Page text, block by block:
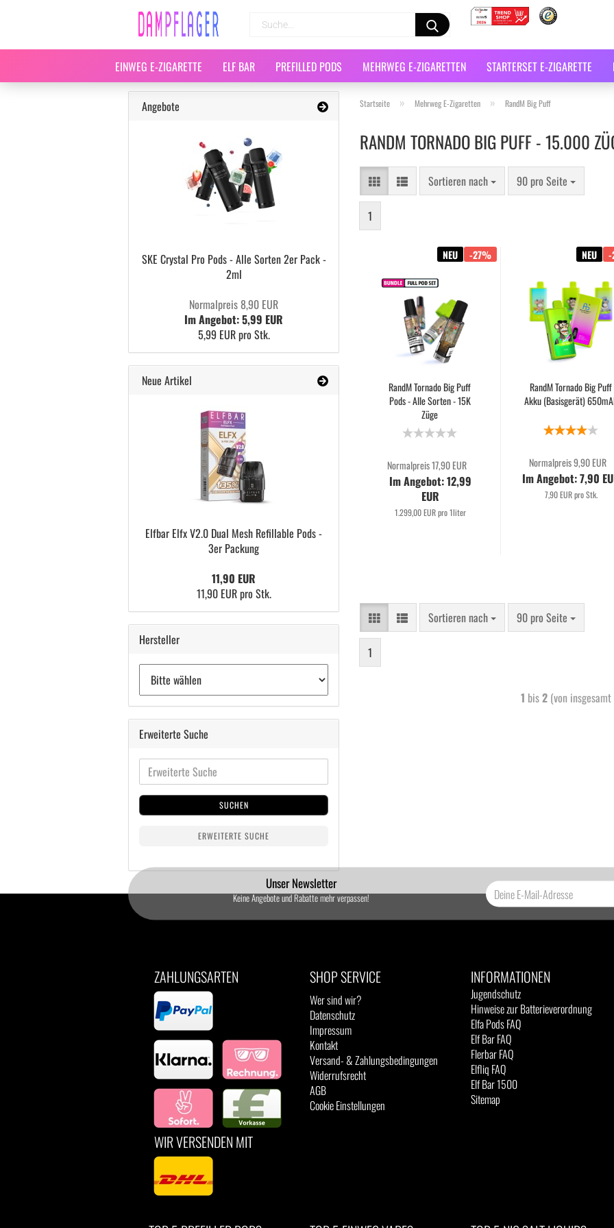
EINWEG E-ZIGARETTE ELF BAR PREFILLED PODS MEHRWEG E-ZIGARETTEN STARTERSET E-ZIGARETTE
Startseite » Mehrweg E-Zigaretten » RandM Big Puff
RANDM TORNADO BIG PUFF - 15.000
Sortieren nach 90 pro Seite
1
NEU -27%
RandM Tornado Big Puff
Pods - Alle Sorten - 15K
Züge
Normalpreis 17,90 EUR
Im Angebot: 12,99
EUR
1.299,00 EUR pro 1liter
NEU
RandM Tornado Big Puff
Akku (Basisgerät)
Normalpreis 9,90 EUR
Im Angebot: 7,90
7,90 EUR pro Stk.
Sortieren nach 90 pro Seite
1
1 bis2(von insgesamt
Angebote
SKE Crystal Pro Pods - Alle Sorten 2er Pack -
2ml
Normalpreis 8,90 EUR
Im Angebot: 5,99 EUR
5,99 EUR pro Stk.
Neue Artikel
Elfbar Elfx V2.0 Dual Mesh Refillable Pods -
3er Packung
11,90 EUR
11,90 EUR pro Stk.
Hersteller
Erweiterte Suche
SUCHEN
ERWEITERTE SUCHE
Unser Newsletter
Keine Angebote und Rabatte mehr verpassen!
ZAHLUNGSARTEN
WIR VERSENDEN MIT
SHOP SERVICE
Wer sind wir?
Datenschutz
Impressum
Kontakt
Versand- & Zahlungsbedingungen
Widerrufsrecht
AGB
Cookie Einstellungen
INFORMATIONEN
Jugendschutz
Hinweise zur Batterieverordnung
Elfa Pods FAQ
Elf Bar FAQ
Flerbar FAQ
Elfliq FAQ
Elf Bar 1500
Sitemap